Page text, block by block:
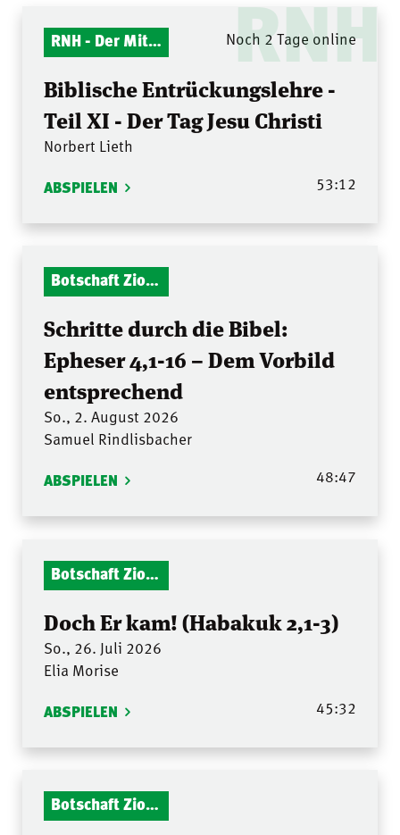
RNH
RNH - Der Mitternachtsruf Noch 2 Tage online
Biblische Entrückungslehre -
Teil XI - Der Tag Jesu Christi
Norbert Lieth
ABSPIELEN 53:12
Botschaft Zionshalle
Schritte durch die Bibel:
Epheser 4,1-16 – Dem Vorbild
entsprechend
So., 2. August 2026
Samuel Rindlisbacher
ABSPIELEN 48:47
Botschaft Zionshalle
Doch Er kam! (Habakuk 2,1-3)
So., 26. Juli 2026
Elia Morise
ABSPIELEN 45:32
Botschaft Zionshalle